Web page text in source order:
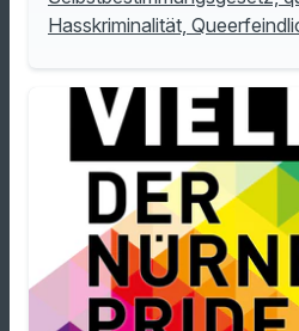
Hasskriminalität,